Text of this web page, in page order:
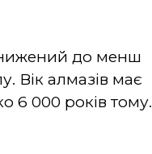
до менш
Вік алмазів має
6 000 років тому.